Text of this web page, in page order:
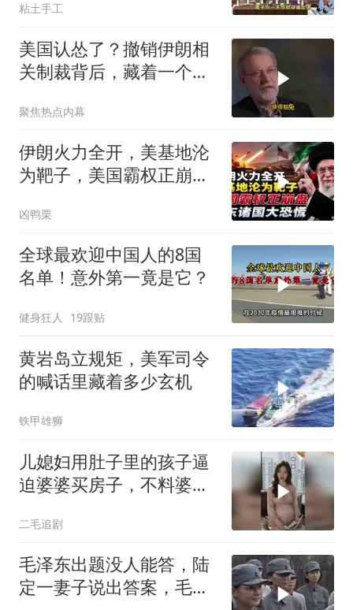
粘土手工
美国认怂了？撤销伊朗相
关制裁背后，藏着一个说
聚焦热点内幕
伊朗火力全开，美基地沦
为靶子，美国霸权正崩
凶鸭栗
全球最欢迎中国人的8国
名单！意外第一竟是它？
健身狂人 19跟贴
黄岩岛立规矩，美军司令
的喊话里藏着多少玄机
铁甲雄狮
儿媳妇用肚子里的孩子逼
迫婆婆买房子，不料婆婆
二毛追剧
毛泽东出题没人能答，陆
定一妻子说出答案，毛主